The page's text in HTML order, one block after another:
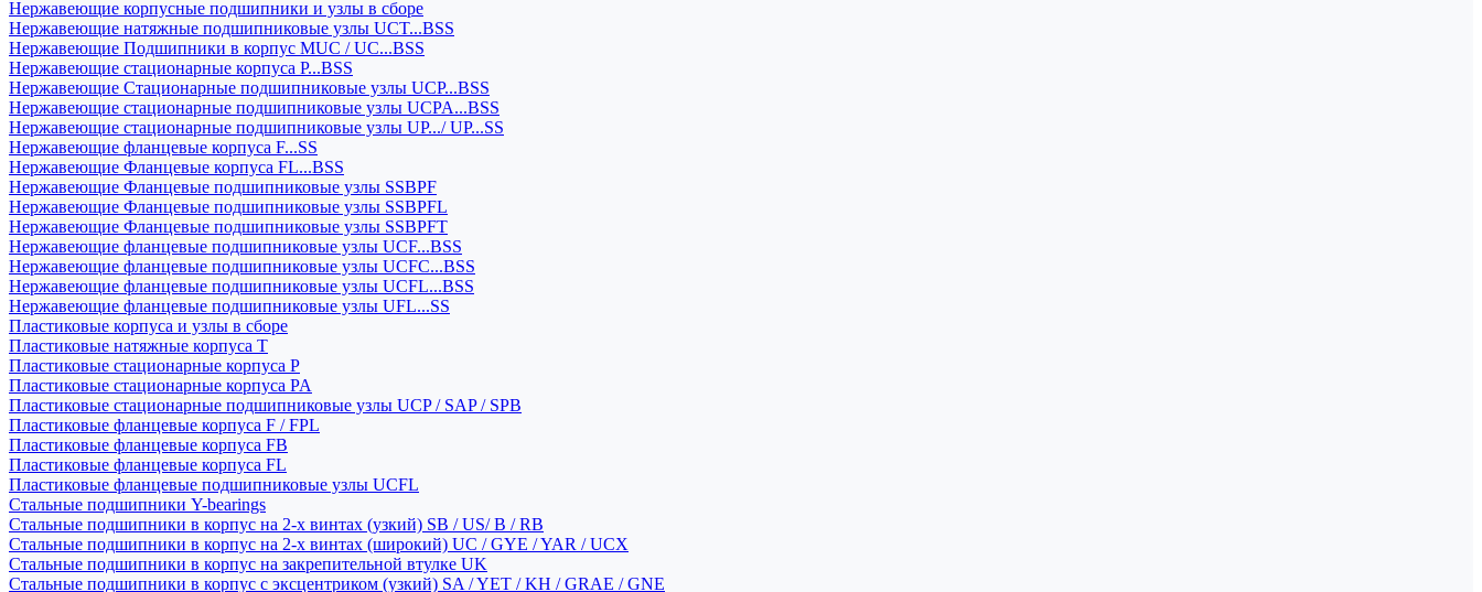
Нержавеющие корпусные подшипники и узлы в сборе
Нержавеющие натяжные подшипниковые узлы UCT...BSS
Нержавеющие Подшипники в корпус MUC / UC...BSS
Нержавеющие стационарные корпуса P...BSS
Нержавеющие Стационарные подшипниковые узлы UCP...BSS
Нержавеющие стационарные подшипниковые узлы UCPA...BSS
Нержавеющие стационарные подшипниковые узлы UP.../ UP...SS
Нержавеющие фланцевые корпуса F...SS
Нержавеющие Фланцевые корпуса FL...BSS
Нержавеющие Фланцевые подшипниковые узлы SSBPF
Нержавеющие Фланцевые подшипниковые узлы SSBPFL
Нержавеющие Фланцевые подшипниковые узлы SSBPFT
Нержавеющие фланцевые подшипниковые узлы UCF...BSS
Нержавеющие фланцевые подшипниковые узлы UCFC...BSS
Нержавеющие фланцевые подшипниковые узлы UCFL...BSS
Нержавеющие фланцевые подшипниковые узлы UFL...SS
Пластиковые корпуса и узлы в сборе
Пластиковые натяжные корпуса T
Пластиковые стационарные корпуса P
Пластиковые стационарные корпуса PA
Пластиковые стационарные подшипниковые узлы UCP / SAP / SPB
Пластиковые фланцевые корпуса F / FPL
Пластиковые фланцевые корпуса FB
Пластиковые фланцевые корпуса FL
Пластиковые фланцевые подшипниковые узлы UCFL
Стальные подшипники Y-bearings
Стальные подшипники в корпус на 2-х винтах (узкий) SB / US/ B / RB
Стальные подшипники в корпус на 2-х винтах (широкий) UC / GYE / YAR / UCX
Стальные подшипники в корпус на закрепительной втулке UK
Стальные подшипники в корпус с эксцентриком (узкий) SA / YET / KH / GRAE / GNE